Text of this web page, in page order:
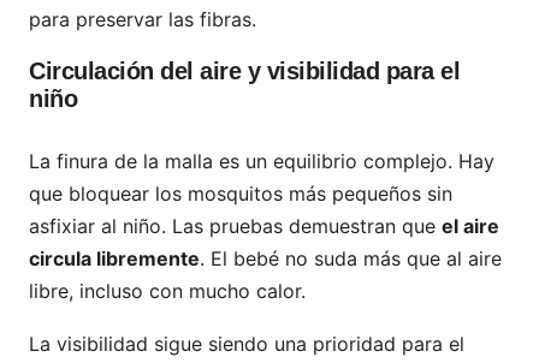
para preservar las fibras.
Circulación del aire y visibilidad para el
niño
La finura de la malla es un equilibrio complejo. Hay
que bloquear los mosquitos más pequeños sin
asfixiar al niño. Las pruebas demuestran que el aire
circula libremente. El bebé no suda más que al aire
libre, incluso con mucho calor.
La visibilidad sigue siendo una prioridad para el